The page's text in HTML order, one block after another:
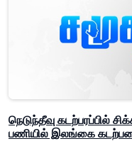
நெடுந்தீவு கடற்பரப்பில்
பணியில் இலங்கை